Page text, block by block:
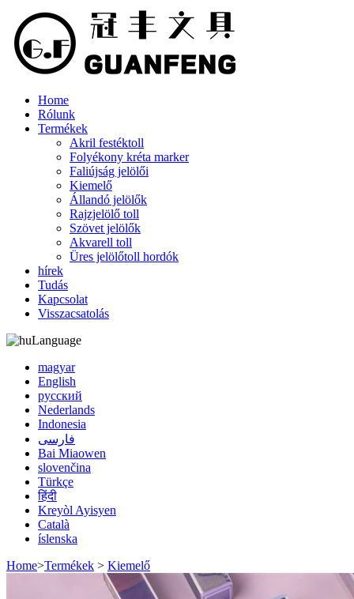
Home
Rólunk
Termékek
Akril festéktoll
Folyékony kréta marker
Faliújság jelölői
Kiemelő
Állandó jelölők
Rajzjelölő toll
Szövet jelölők
Akvarell toll
Üres jelölőtoll hordók
hírek
Tudás
Kapcsolat
Visszacsatolás
Language
magyar
English
русский
Nederlands
Indonesia
فارسی
Bai Miaowen
slovenčina
Türkçe
हिंदी
Kreyòl Ayisyen
Català
íslenska
Home>Termékek > Kiemelő